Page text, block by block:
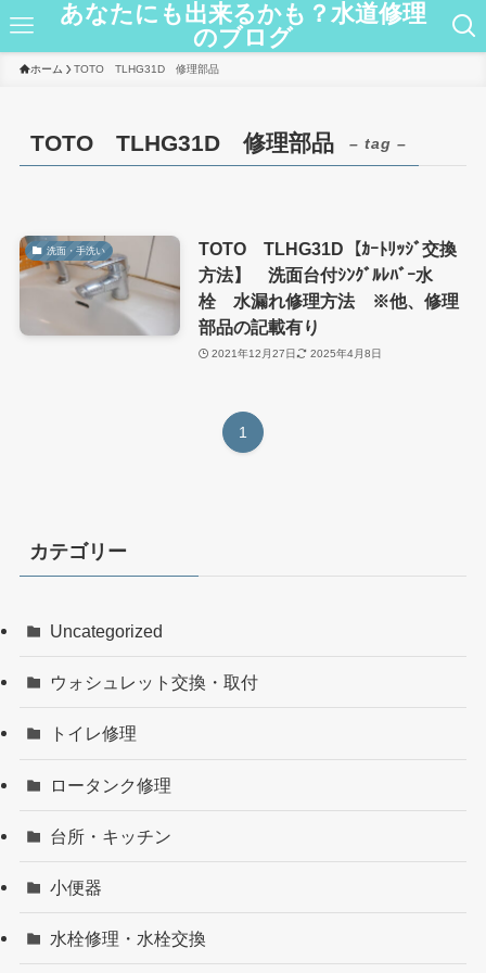
あなたにも出来るかも？水道修理
のブログ
ホーム TOTO TLHG31D 修理部品
TOTO TLHG31D 修理部品 – tag –
洗面・手洗い
TOTO TLHG31D【ｶｰﾄﾘｯｼﾞ交換
方法】 洗面台付ｼﾝｸﾞﾙﾚﾊﾞｰ水
栓 水漏れ修理方法 ※他、修理
部品の記載有り
2021年12月27日 2025年4月8日
1
カテゴリー
Uncategorized
ウォシュレット交換・取付
トイレ修理
ロータンク修理
台所・キッチン
小便器
水栓修理・水栓交換